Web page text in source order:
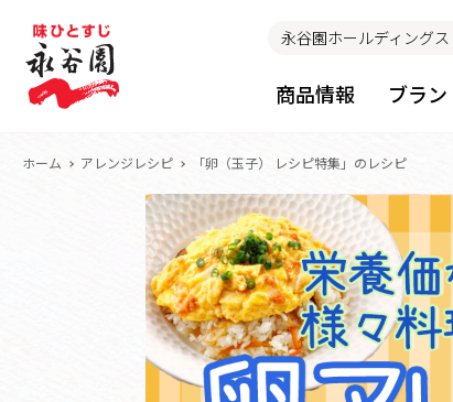
永谷園ホールディングス
商品情報 ブラ
ホーム アレンジレシピ 「卵（玉子） レシピ特集」のレシピ